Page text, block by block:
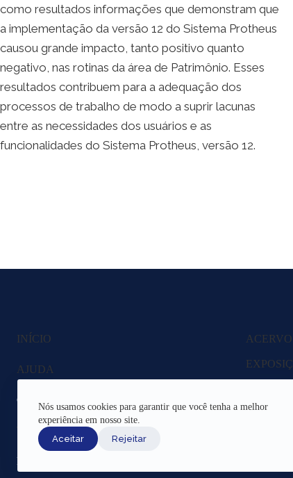
Nós usamos cookies para garantir que você tenha a melhor
experiência em nosso site.
Aceitar
Rejeitar
como resultados informações que demonstram que
a implementação da versão 12 do Sistema Protheus
causou grande impacto, tanto positivo quanto
negativo, nas rotinas da área de Patrimônio. Esses
resultados contribuem para a adequação dos
processos de trabalho de modo a suprir lacunas
entre as necessidades dos usuários e as
funcionalidades do Sistema Protheus, versão 12.
INÍCIO
AJUDA
CANAIS DE ATENDIMENTO
TERMOS DE USO
REDES SOCIAIS
Fazenda
Lagoa
Região
Livros da